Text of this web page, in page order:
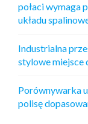
połaci wymaga
układu
Industrialna
stylowe miejsce
Porównywarka
polisę